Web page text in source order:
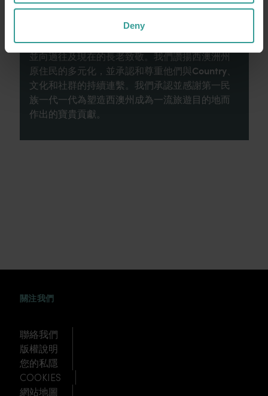
Deny
西澳州旅遊局承認原住民為西澳州傳統監護人，
並向過往及現在的長老致敬。我們讚揚西澳洲州
原住民的多元化，並承認和尊重他們與Country、
文化和社群的持續連繫。我們承認並感謝第一民
族一代一代為塑造西澳州成為一流旅遊目的地而
作出的寶貴貢獻。
關注我們
聯絡我們
版權說明
您的私隱
COOKIES
網站地圖